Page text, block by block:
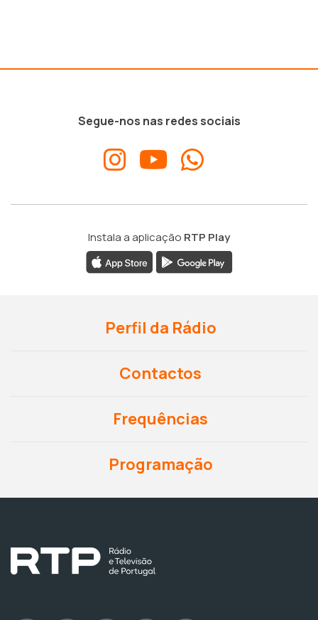
Segue-nos nas redes sociais
Instala a aplicação RTP Play
Perfil da Rádio
Contactos
Frequências
Programação